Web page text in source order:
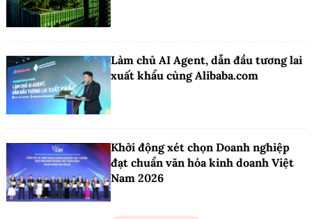
Làm chủ AI Agent, dẫn đầu tương lai
xuất khẩu cùng Alibaba.com
Khởi động xét chọn Doanh nghiệp
đạt chuẩn văn hóa kinh doanh Việt
Nam 2026